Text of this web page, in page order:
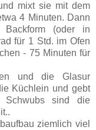
mixt sie mit dem
4 Minuten. Dann
(oder in
für 1 Std. im Ofen
- 75 Minuten für
und die Glasur
Küchlein und gebt
Schwubs sind die
ziemlich viel